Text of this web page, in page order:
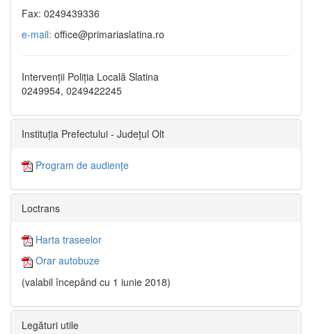
Fax: 0249439336
e-mail: office@primariaslatina.ro
Intervenții Poliția Locală Slatina
0249954, 0249422245
Instituția Prefectului - Județul Olt
Program de audiențe
Loctrans
Harta traseelor
Orar autobuze
(valabil începând cu 1 iunie 2018)
Legături utile